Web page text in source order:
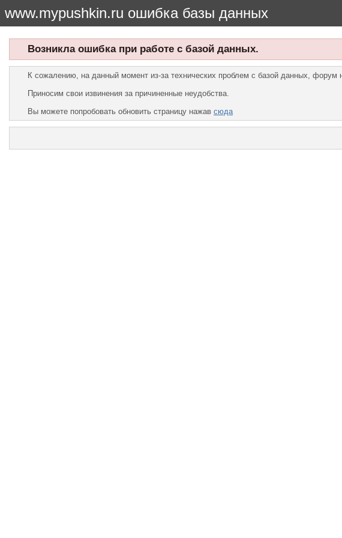
www.mypushkin.ru ошибка базы данных
Возникла ошибка при работе с базой данных.
К сожалению, на данный момент из-за технических проблем с базой данных,
Приносим свои извинения за причиненные неудобства.
Вы можете попробовать обновить страницу нажав сюда